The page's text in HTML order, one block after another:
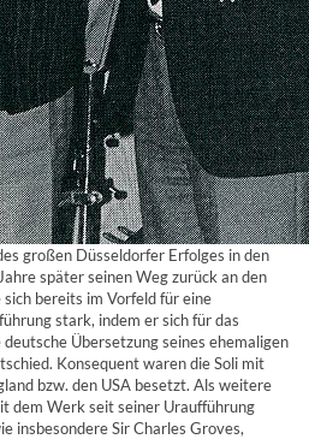
großen Düsseldorfer Erfolges in den
später seinen Weg zurück an den
bereits im Vorfeld für eine
stark, indem er sich für das
Übersetzung seines ehemaligen
Konsequent waren die Soli mit
bzw. den USA besetzt. Als weitere
dem Werk seit seiner Uraufführung
insbesondere Sir Charles Groves,